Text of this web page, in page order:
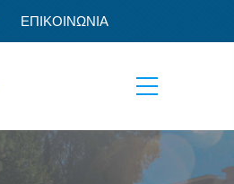
ΕΠΙΚΟΙΝΩΝΙΑ